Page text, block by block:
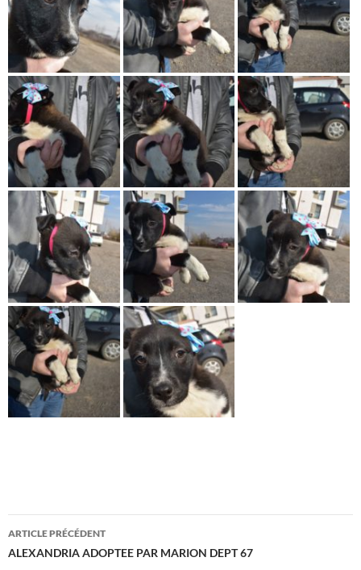
Navigation
des
ARTICLE PRÉCÉDENT
ALEXANDRIA ADOPTEE PAR MARION DEPT 67